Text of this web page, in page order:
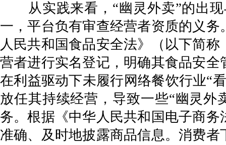
从实践来看，“幽灵外卖”的出现
一，平台负有审查经营者资质的义
人民共和国食品安全法》（以下简
营者进行实名登记，明确其食品安
在利益驱动下未履行网络餐饮行业“
放任其持续经营，导致一些“幽灵
务。根据《中华人民共和国电子商
准确、及时地披露商品信息。消费